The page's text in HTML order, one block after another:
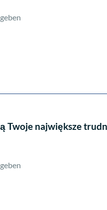
Twoje największe